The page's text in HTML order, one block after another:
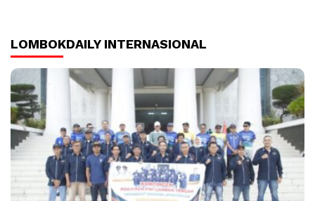
LOMBOKDAILY INTERNASIONAL